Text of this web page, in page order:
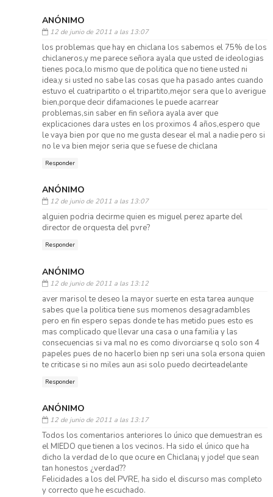
ANÓNIMO
12 de junio de 2011 a las 13:07
los problemas que hay en chiclana los sabemos el 75% de los
chiclaneros,y me parece señora ayala que usted de ideologias
tienes poca,lo mismo que de politica que no tiene usted ni
idea,y si usted no sabe las cosas que ha pasado antes cuando
estuvo el cuatripartito o el tripartito,mejor sera que lo averigue
bien,porque decir difamaciones le puede acarrear
problemas,sin saber en fin señora ayala aver que
explicaciones dara ustes en los proximos 4 años,espero que
le vaya bien por que no me gusta desear el mal a nadie pero si
no le va bien mejor seria que se fuese de chiclana
Responder
ANÓNIMO
12 de junio de 2011 a las 13:07
alguien podria decirme quien es miguel perez aparte del
director de orquesta del pvre?
Responder
ANÓNIMO
12 de junio de 2011 a las 13:12
aver marisol te deseo la mayor suerte en esta tarea aunque
sabes que la politica tiene sus momenos desagradambles
pero en fin espero sepas donde te has metido pues esto es
mas complicado que llevar una casa o una familia y las
consecuencias si va mal no es como divorciarse q solo son 4
papeles pues de no hacerlo bien np seri una sola ersona quien
te criticase si no miles aun asi solo puedo decirteadelante
Responder
ANÓNIMO
12 de junio de 2011 a las 13:17
Todos los comentarios anteriores lo único que demuestran es
el MIEDO que tienen a los vecinos. Ha sido el único que ha
dicho la verdad de lo que ocure en Chiclana¡ y jode! que sean
tan honestos ¿verdad??
Felicidades a los del PVRE, ha sido el discurso mas completo
y correcto que he escuchado.